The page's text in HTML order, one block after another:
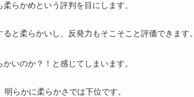
らかめという評判を目にします。
と柔らかいし、反発力もそこそこと評価できます。
いのか？！と感じてしまいます。
らかに柔らかさでは下位です。